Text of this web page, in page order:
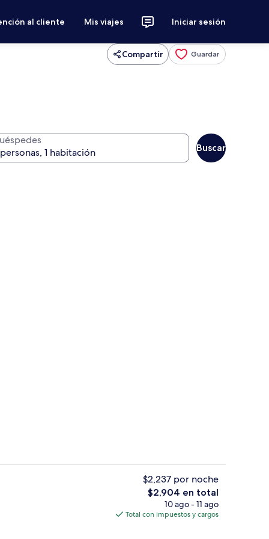
al cliente Mis viajes Iniciar sesión
Compartir Guardar
Buscar
de alta calidad y artículos del minibar gratisRopa de cama de alta calidad y
$2,237 por noche
El
precio
total
$2,904 en total
10 ago - 11 ago
Total con impuestos y cargos